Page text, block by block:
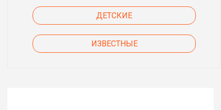
ДЕТСКИЕ
ИЗВЕСТНЫЕ